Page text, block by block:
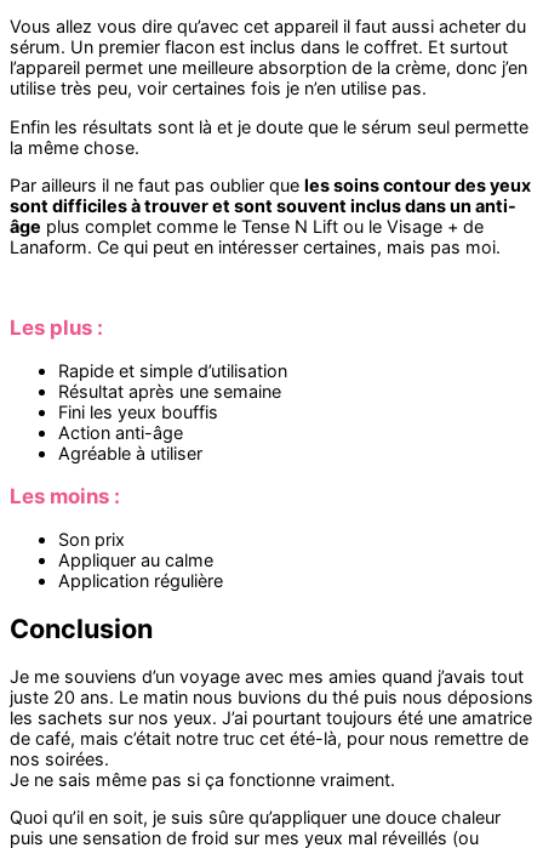
Vous allez vous dire qu’avec cet appareil il faut aussi acheter du
sérum. Un premier flacon est inclus dans le coffret. Et surtout
l’appareil permet une meilleure absorption de la crème, donc j’en
utilise très peu, voir certaines fois je n’en utilise pas.
Enfin les résultats sont là et je doute que le sérum seul permette
la même chose.
Par ailleurs il ne faut pas oublier que les soins contour des yeux
sont difficiles à trouver et sont souvent inclus dans un anti-
âge plus complet comme le Tense N Lift ou le Visage + de
Lanaform. Ce qui peut en intéresser certaines, mais pas moi.
Les plus :
Rapide et simple d’utilisation
Résultat après une semaine
Fini les yeux bouffis
Action anti-âge
Agréable à utiliser
Les moins :
Son prix
Appliquer au calme
Application régulière
Conclusion
Je me souviens d’un voyage avec mes amies quand j’avais tout
juste 20 ans. Le matin nous buvions du thé puis nous déposions
les sachets sur nos yeux. J’ai pourtant toujours été une amatrice
de café, mais c’était notre truc cet été-là, pour nous remettre de
nos soirées.
Je ne sais même pas si ça fonctionne vraiment.
Quoi qu’il en soit, je suis sûre qu’appliquer une douce chaleur
puis une sensation de froid sur mes yeux mal réveillés (ou